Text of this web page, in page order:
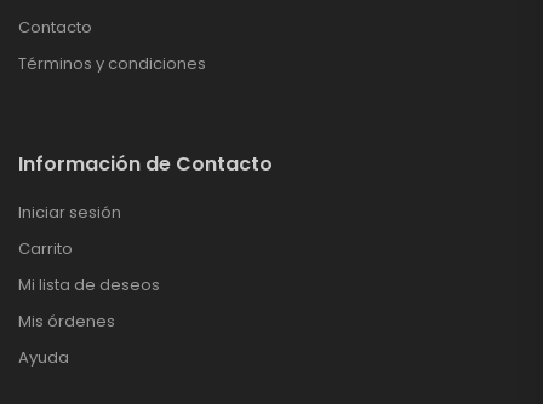
Contacto
Términos y condiciones
Información de Contacto
Iniciar sesión
Carrito
Mi lista de deseos
Mis órdenes
Ayuda